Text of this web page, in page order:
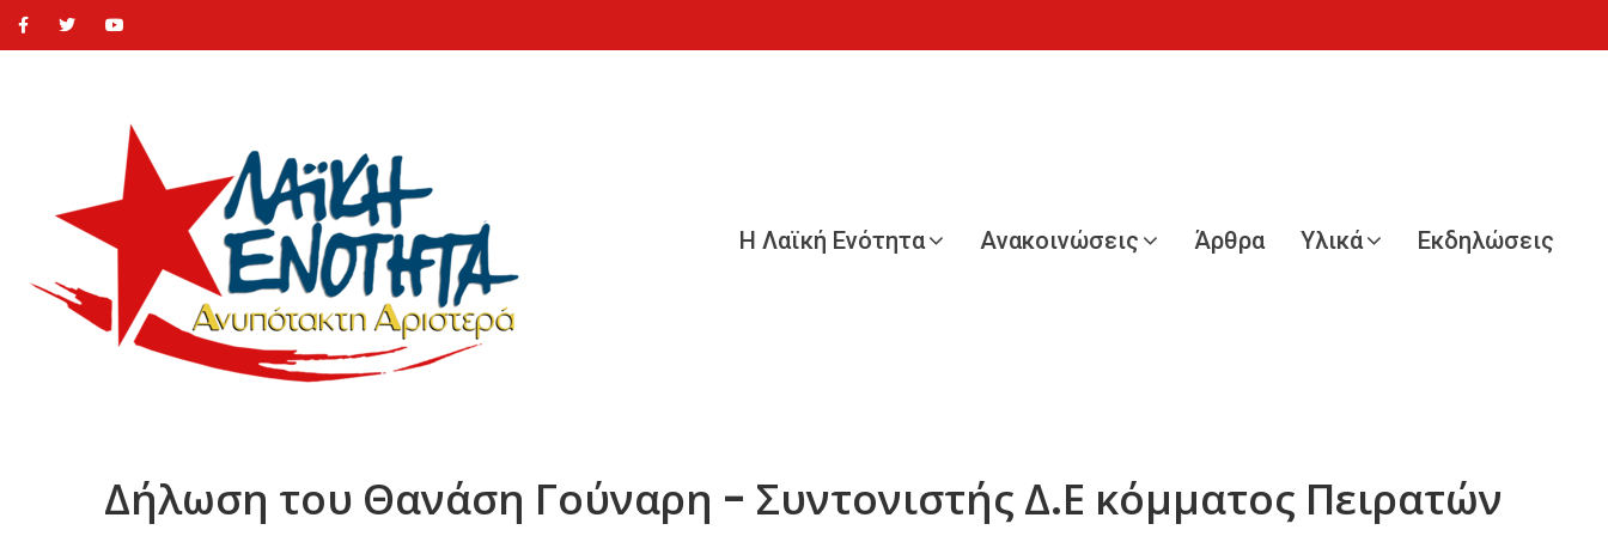
Η Λαϊκή Ενότητα Ανακοινώσεις Άρθρα Υλικά Εκδηλώσεις
Δήλωση του Θανάση Γούναρη - Συντονιστής Δ.Ε κόμματος Πειρατών